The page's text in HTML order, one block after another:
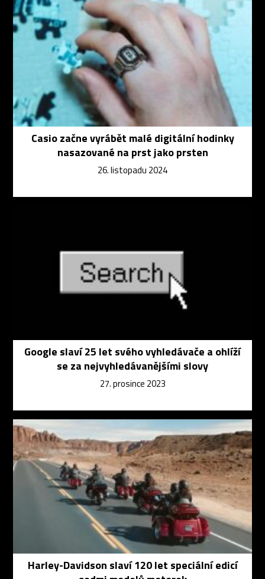
Casio začne vyrábět malé digitální hodinky
nasazované na prst jako prsten
26. listopadu 2024
Google slaví 25 let svého vyhledávače a ohlíží
se za nejvyhledávanějšími slovy
27. prosince 2023
Harley-Davidson slaví 120 let speciální edicí